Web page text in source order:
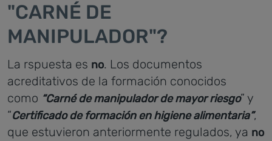
"CARNÉ DE
MANIPULADOR"?
La rspuesta es no. Los documentos
acreditativos de la formación conocidos
como “Carné de manipulador de mayor riesgo” y
“Certificado de formación en higiene alimentaria”,
que estuvieron anteriormente regulados, ya no